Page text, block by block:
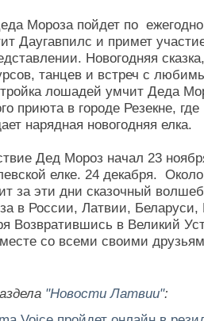
Мороза пойдет по
Даугавпилс и примет
Новогодняя
танцев и встреч с
лошадей умчит Деда
приюта в городе Резекне, где
нарядная новогодняя елка.
Дед Мороз начал 23
елке. 24 декабря.
за эти дни сказочный
в России, Латвии, Беларуси,
Возвратившись в Великий
со всеми своими
"Новости Латвии":